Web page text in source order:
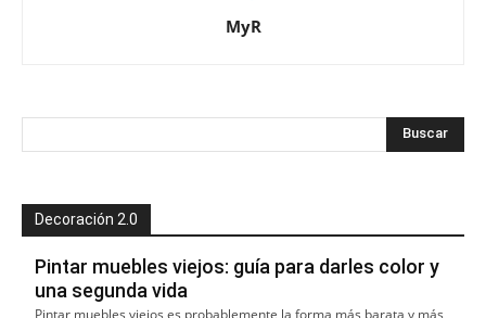
MyR
Decoración 2.0
Pintar muebles viejos: guía para darles color y
una segunda vida
Pintar muebles viejos es probablemente la forma más barata y más